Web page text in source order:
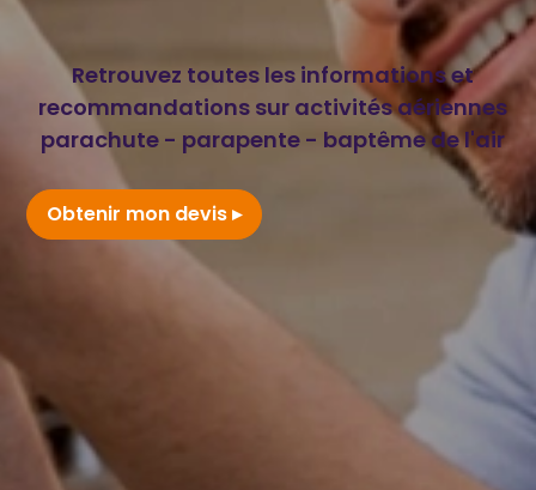
Retrouvez toutes les informations et
recommandations sur activités aériennes
parachute - parapente - baptême de l'air
Obtenir mon devis